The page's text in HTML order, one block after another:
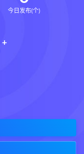
今日发布(个)